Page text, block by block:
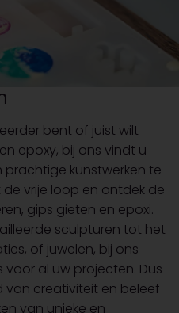
bent of juist wilt
epoxy, bij ons vindt u
kunstwerken te
vrije loop en ontdek de
gips gieten en epoxi.
sculpturen tot het
of juwelen, bij ons
al uw projecten. Dus
van creativiteit en beleef
van unieke en